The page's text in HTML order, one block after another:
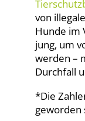
von
Hunde im
jung, um
werden –
Durchfall
*Die
geworden